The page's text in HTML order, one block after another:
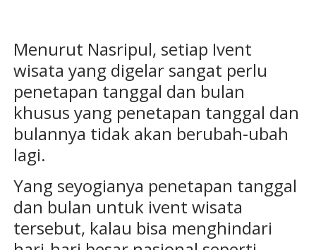
Menurut Nasripul, setiap Ivent
wisata yang digelar sangat perlu
penetapan tanggal dan bulan
khusus yang penetapan tanggal dan
bulannya tidak akan berubah-ubah
lagi.
Yang seyogianya penetapan tanggal
dan bulan untuk ivent wisata
tersebut, kalau bisa menghindari